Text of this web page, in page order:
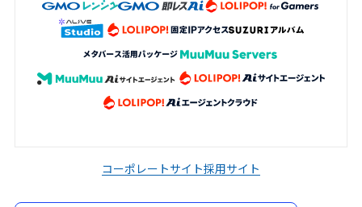
コーポレートサイト採用サイト